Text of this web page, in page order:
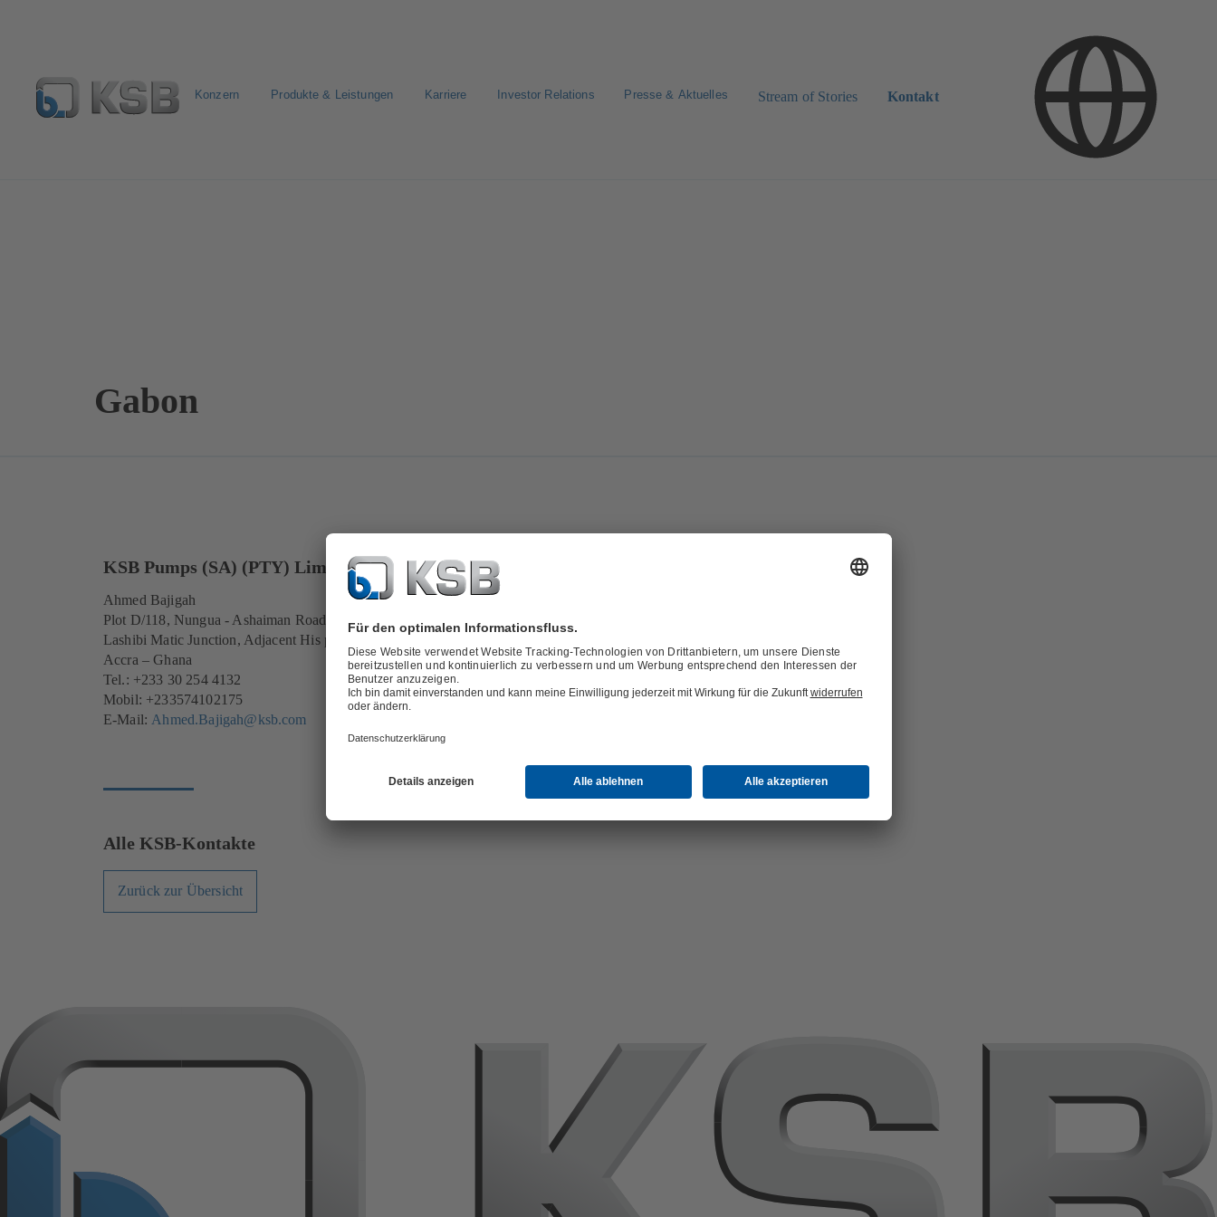
Konzern Produkte & Leistungen Karriere Investor Relations Presse & Aktuelles Stream of Stories Kontakt
Gabon
KSB Pumps (SA) (PTY) Limited
Ahmed Bajigah
Plot D/118, Nungua - Ashaiman Road
Lashibi Matic Junction, Adjacent His presence Hotel - Community 16
Accra – Ghana
Tel.: +233 30 254 4132
Mobil: +233574102175
E-Mail:Ahmed.Bajigah@ksb.com
Alle KSB-Kontakte
Zurück zur Übersicht